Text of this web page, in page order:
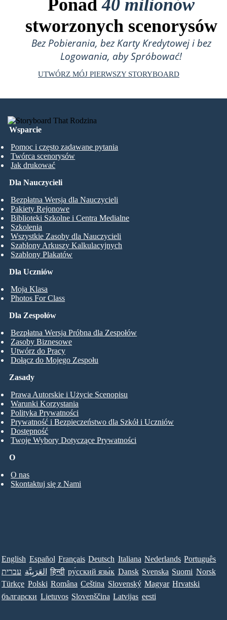
Ponad40 milionów
stworzonych scenorysów
Bez Pobierania, bez Karty Kredytowej i bez
Logowania, aby Spróbować!
UTWÓRZ MÓJ PIERWSZY STORYBOARD
Wsparcie
Pomoc i często zadawane pytania
Twórca scenorysów
Jak drukować
Dla Uczniów
Moja Klasa
Photos For Class
Dla Nauczycieli
Bezpłatna Wersja dla Nauczycieli
Pakiety Rejonowe
Biblioteki Szkolne i Centra Medialne
Szkolenia
Wszystkie Zasoby dla Nauczycieli
Szablony Arkuszy Kalkulacyjnych
Szablony Plakatów
Dla Zespołów
Bezpłatna Wersja Próbna dla Zespołów
Zasoby Biznesowe
Utwórz do Pracy
Dołącz do Mojego Zespołu
O
O nas
Skontaktuj się z Nami
Zasady
Prawa Autorskie i Użycie Scenopisu
Warunki Korzystania
Polityka Prywatności
Prywatność i Bezpieczeństwo dla Szkół i Uczniów
Dostępność
Twoje Wybory Dotyczące Prywatności
English Español Français Deutsch Italiana Nederlands Português
עברית العَرَبِيَّة हिन्दी ру́сский язы́к Dansk Svenska Suomi Norsk
Türkçe Polski Româna Ceština Slovenský Magyar Hrvatski
български Lietuvos Slovenščina Latvijas eesti